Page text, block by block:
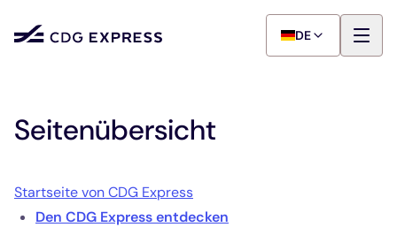
DE
Seitenübersicht
Startseite vonCDG Express
Den CDG Express entdecken